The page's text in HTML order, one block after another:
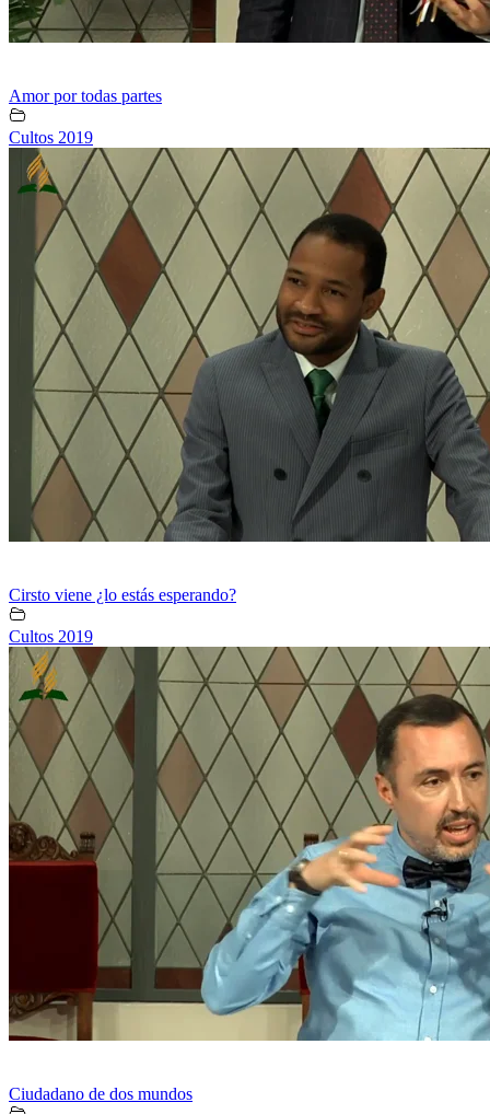
Amor por todas partes
Cultos 2019
Cirsto viene ¿lo estás esperando?
Cultos 2019
Ciudadano de dos mundos